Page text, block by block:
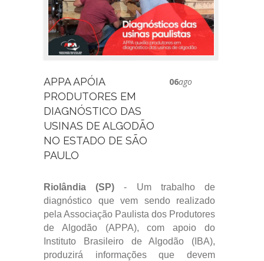
06ago
APPA APÓIA
PRODUTORES EM
DIAGNÓSTICO DAS
USINAS DE ALGODÃO
NO ESTADO DE SÃO
PAULO
Riolândia (SP) - Um trabalho de
diagnóstico que vem sendo realizado
pela Associação Paulista dos Produtores
de Algodão (APPA), com apoio do
Instituto Brasileiro de Algodão (IBA),
produzirá informações que devem